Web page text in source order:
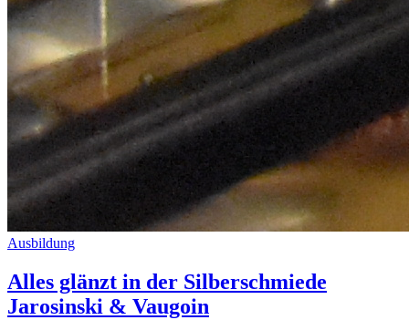
Ausbildung
Alles glänzt in der Silberschmiede
Jarosinski & Vaugoin